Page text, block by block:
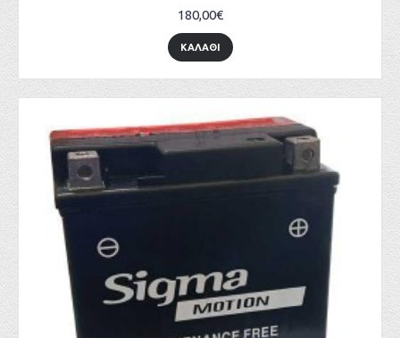
180,00€
ΚΑΛΑΘΙ